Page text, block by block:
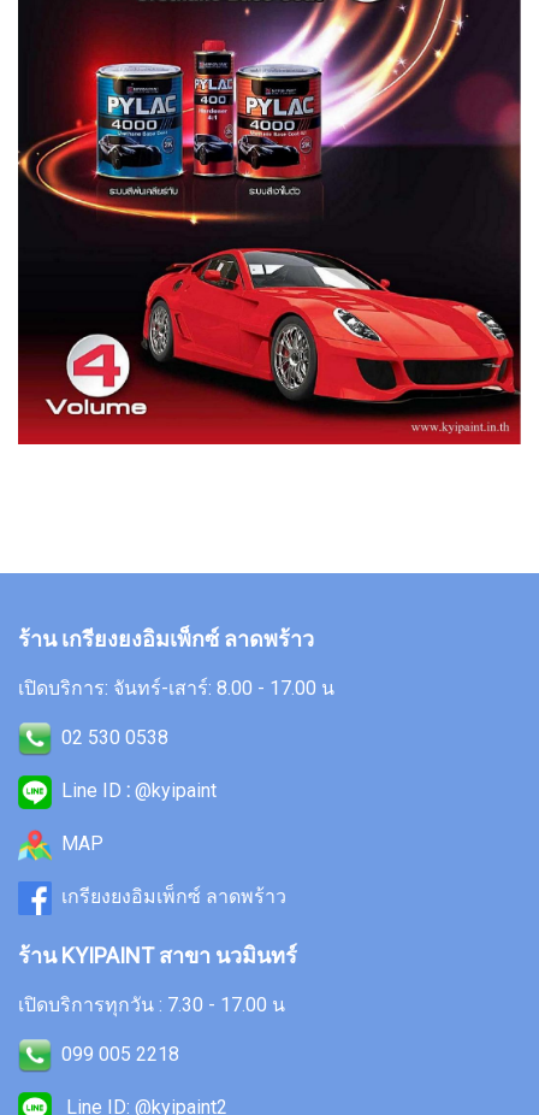
ร้าน เกรียงยงอิมเพ็กซ์ ลาดพร้าว
เปิดบริการ: จันทร์-เสาร์: 8.00 - 17.00 น
02 530 0538
Line ID : @kyipaint
MAP
เกรียงยงอิมเพ็กซ์ ลาดพร้าว
ร้าน KYIPAINT สาขา นวมินทร์
เปิดบริการทุกวัน : 7.30 - 17.00 น
099 005 2218
Line ID: @kyipaint2